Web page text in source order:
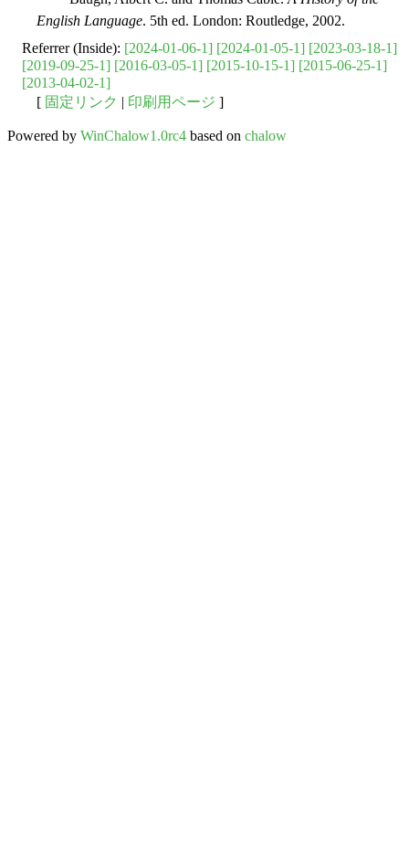
English Language. 5th ed. London: Routledge, 2002.
Referrer (Inside): [2024-01-06-1] [2024-01-05-1] [2023-03-18-1]
[2019-09-25-1] [2016-03-05-1] [2015-10-15-1] [2015-06-25-1]
[2013-04-02-1]
[ 固定リンク | 印刷用ページ ]
Powered by WinChalow1.0rc4 based on chalow